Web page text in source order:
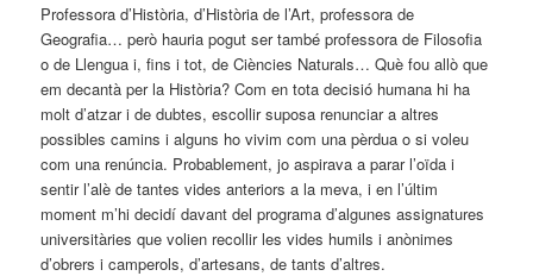
Professora d’Història, d’Història de l’Art, professora de
Geografia… però hauria pogut ser també professora de Filosofia
o de Llengua i, fins i tot, de Ciències Naturals… Què fou allò que
em decantà per la Història? Com en tota decisió humana hi ha
molt d’atzar i de dubtes, escollir suposa renunciar a altres
possibles camins i alguns ho vivim com una pèrdua o si voleu
com una renúncia. Probablement, jo aspirava a parar l’oïda i
sentir l’alè de tantes vides anteriors a la meva, i en l’últim
moment m’hi decidí davant del programa d’algunes assignatures
universitàries que volien recollir les vides humils i anònimes
d’obrers i camperols, d’artesans, de tants d’altres.